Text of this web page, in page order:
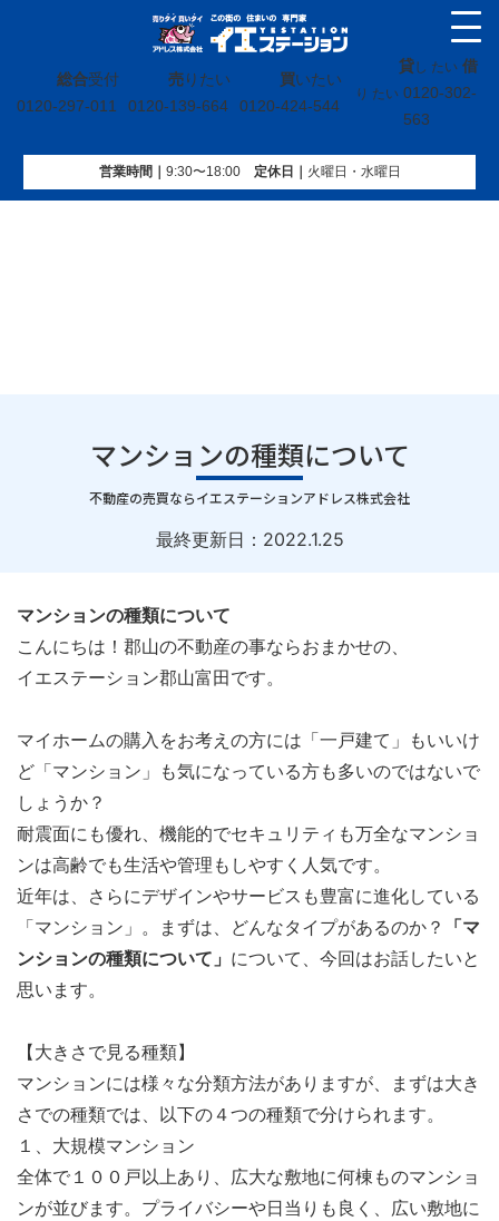
総合受付
0120-297-011
売りたい
0120-139-664
買いたい
0120-424-544
貸し たい 借
り たい 0120-302-
563
営業時間｜ 9:30〜18:00定休⽇｜ 火曜⽇・水曜⽇
イエステーション»投稿トップ»マンションの種類について
マンションの種類について
｜
不動産の売買ならイエステーションアドレス株式会社
最終更新日： 2022.1.25
マンションの種類について
こんにちは！郡山の不動産の事ならおまかせの、
イエステーション郡山富田です。
マイホームの購入をお考えの方には「一戸建て」もいいけ
ど「マンション」も気になっている方も多いのではないで
しょうか？
耐震面にも優れ、機能的でセキュリティも万全なマンショ
ンは高齢でも生活や管理もしやすく人気です。
近年は、さらにデザインやサービスも豊富に進化している
「マンション」。まずは、どんなタイプがあるのか？
「マ
ンションの種類について」 について、今回はお話したいと
思います。
【大きさで見る種類】
マンションには様々な分類方法がありますが、まずは大き
さでの種類では、以下の４つの種類で分けられます。
１、大規模マンション
全体で１００戸以上あり、広大な敷地に何棟ものマンショ
ンが並びます。プライバシーや日当りも良く、広い敷地に